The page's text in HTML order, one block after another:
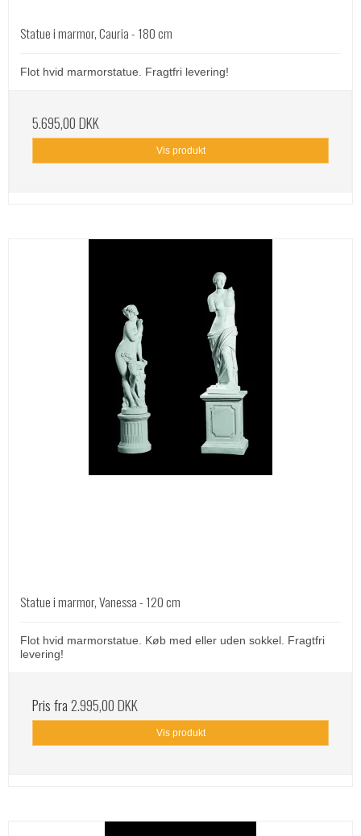
Statue i marmor, Cauria - 180 cm
Flot hvid marmorstatue. Fragtfri levering!
5.695,00 DKK
Vis produkt
Statue i marmor, Vanessa - 120 cm
Flot hvid marmorstatue. Køb med eller uden sokkel. Fragtfri
levering!
Pris fra2.995,00 DKK
Vis produkt